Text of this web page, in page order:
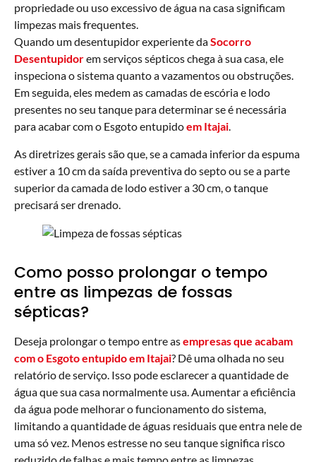
propriedade ou uso excessivo de água na casa significam
limpezas mais frequentes.
Quando um desentupidor experiente daSocorro
Desentupidorem serviços sépticos chega à sua casa, ele
inspeciona o sistema quanto a vazamentos ou obstruções.
Em seguida, eles medem as camadas de escória e lodo
presentes no seu tanque para determinar se é necessária
para acabar com o Esgoto entupidoem Itajai.
As diretrizes gerais são que, se a camada inferior da espuma
estiver a 10 cm da saída preventiva do septo ou se a parte
superior da camada de lodo estiver a 30 cm, o tanque
precisará ser drenado.
Como posso prolongar o tempo
entre as limpezas de fossas
sépticas?
Deseja prolongar o tempo entre asempresas que acabam
com o Esgoto entupido em Itajai? Dê uma olhada no seu
relatório de serviço. Isso pode esclarecer a quantidade de
água que sua casa normalmente usa. Aumentar a eficiência
da água pode melhorar o funcionamento do sistema,
limitando a quantidade de águas residuais que entra nele de
uma só vez. Menos estresse no seu tanque significa risco